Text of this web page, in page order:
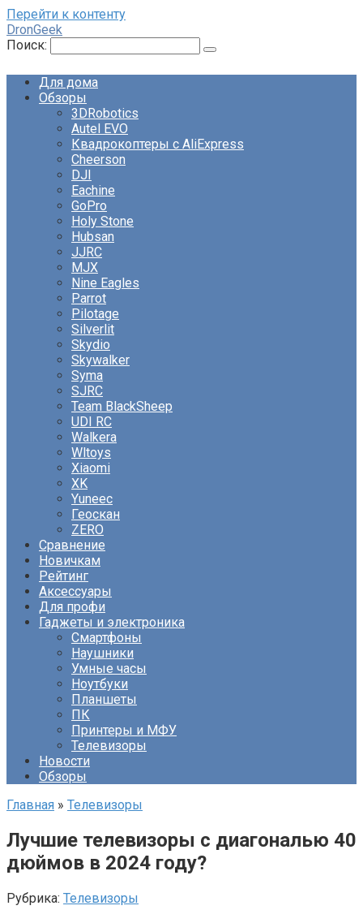
Перейти к контенту
DronGeek
Поиск:
Для дома
Обзоры
3DRobotics
Autel EVO
Квадрокоптеры с AliExpress
Cheerson
DJI
Eachine
GoPro
Holy Stone
Hubsan
JJRC
MJX
Nine Eagles
Parrot
Pilotage
Silverlit
Skydio
Skywalker
Syma
SJRC
Team BlackSheep
UDI RC
Walkera
Wltoys
Xiaomi
XK
Yuneec
Геоскан
ZERO
Сравнение
Новичкам
Рейтинг
Аксессуары
Для профи
Гаджеты и электроника
Смартфоны
Наушники
Умные часы
Ноутбуки
Планшеты
ПК
Принтеры и МФУ
Телевизоры
Новости
Обзоры
Главная » Телевизоры
Лучшие телевизоры с диагональю 40
дюймов в 2024 году?
Рубрика: Телевизоры